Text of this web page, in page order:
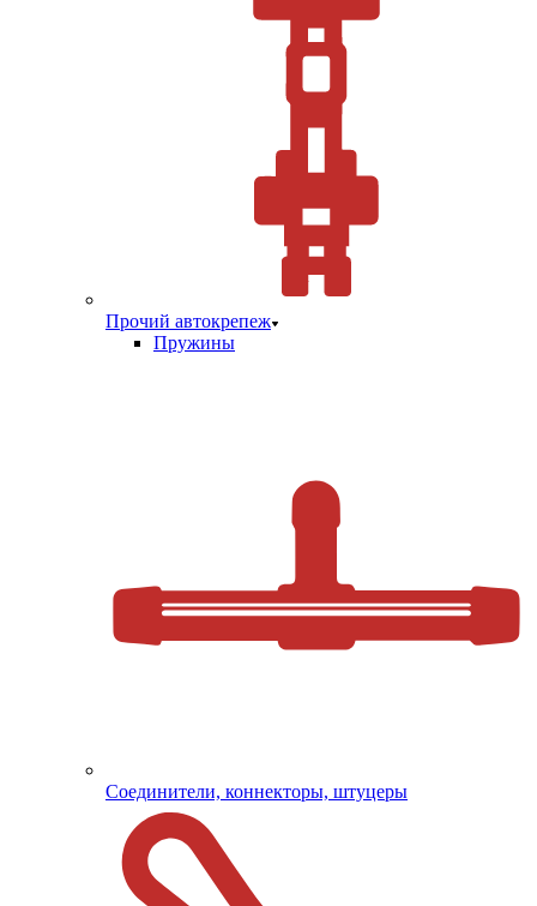
Прочий автокрепеж
Пружины
Соединители, коннекторы, штуцеры